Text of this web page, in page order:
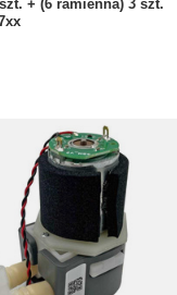
+ (6 ramienna) 3 szt.